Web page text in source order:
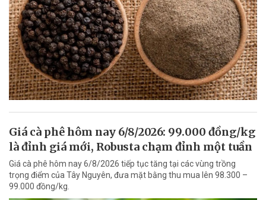
Giá cà phê hôm nay 6/8/2026: 99.000 đồng/kg
là đỉnh giá mới, Robusta chạm đỉnh một tuần
Giá cà phê hôm nay 6/8/2026 tiếp tục tăng tại các vùng trồng
trọng điểm của Tây Nguyên, đưa mặt bằng thu mua lên 98.300 –
99.000 đồng/kg.